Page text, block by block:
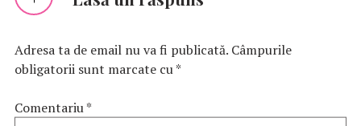
Adresa ta de email nu va fi publicată. Câmpurile
obligatorii sunt marcate cu*
Comentariu*